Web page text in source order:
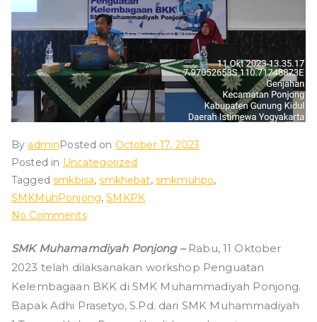
ad
iy
ah
P
o
n
g
By adminPosted on October 17, 2023
Posted in Uncategorized
Taggedsmkbisa,smkhebat, smkmuhpo,
SMKMuhPonjong,SMKPK
No Commentson
Penguatan
Kelembagaan
BKK
SMK Muhamamdiyah Ponjong – Rabu, 11 Oktober
2023 telah dilaksanakan workshop Penguatan
Kelembagaan BKK di SMK Muhammadiyah Ponjong.
Bapak Adhi Prasetyo, S.Pd. dari SMK Muhammadiyah